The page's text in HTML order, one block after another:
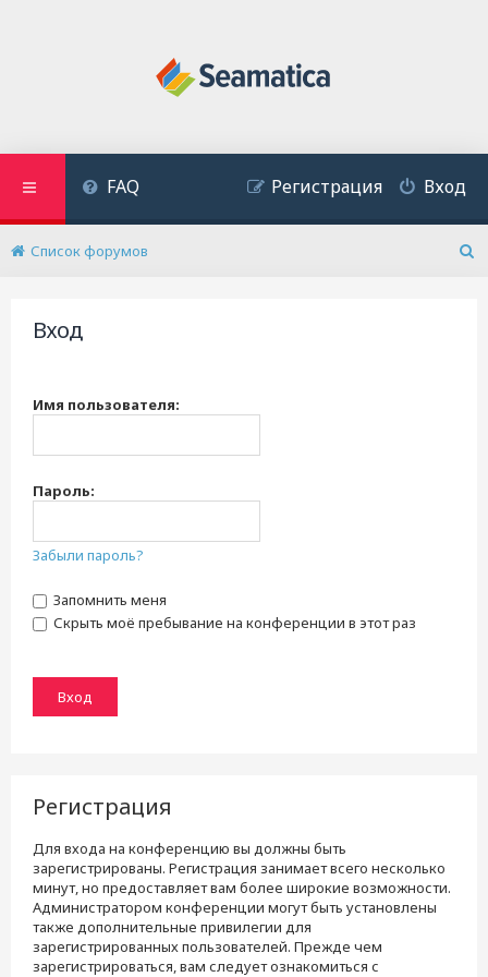
FAQ Вход
Регистрация
Список форумов
Вход
Имя пользователя:
Пароль:
Забыли пароль?
Запомнить меня
Скрыть моё пребывание на конференции в этот раз
Регистрация
Для входа на конференцию вы должны быть
зарегистрированы. Регистрация занимает всего несколько
минут, но предоставляет вам более широкие возможности.
Администратором конференции могут быть установлены
также дополнительные привилегии для
зарегистрированных пользователей. Прежде чем
зарегистрироваться, вам следует ознакомиться с